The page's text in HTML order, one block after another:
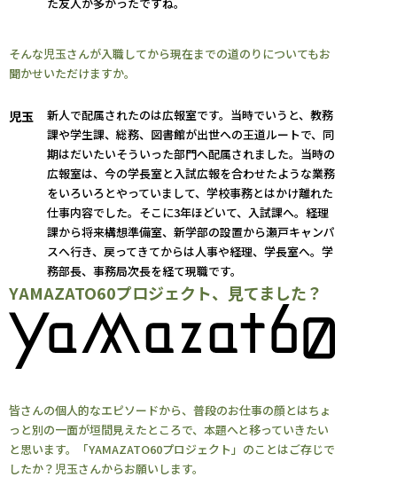
そんな児玉さんが入職してから現在までの道のりについてもお
聞かせいただけますか。
児玉
新人で配属されたのは広報室です。当時でいうと、教務
課や学生課、総務、図書館が出世への王道ルートで、同
期はだいたいそういった部門へ配属されました。当時の
広報室は、今の学長室と入試広報を合わせたような業務
をいろいろとやっていまして、学校事務とはかけ離れた
仕事内容でした。そこに3年ほどいて、入試課へ。経理
課から将来構想準備室、新学部の設置から瀬戸キャンパ
スへ行き、戻ってきてからは人事や経理、学長室へ。学
務部長、事務局次長を経て現職です。
YAMAZATO60プロジェクト、見てました？
皆さんの個人的なエピソードから、普段のお仕事の顔とはちょ
っと別の一面が垣間見えたところで、本題へと移っていきたい
と思います。「YAMAZATO60プロジェクト」のことはご存じで
したか？児玉さんからお願いします。